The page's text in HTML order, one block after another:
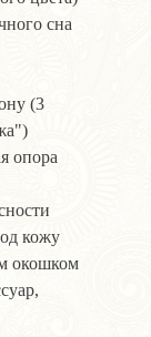
сна
(3
опора
кожу
окошком